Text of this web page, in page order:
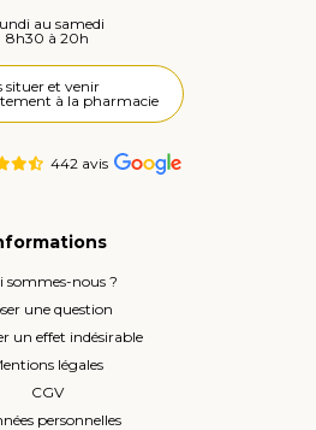
au samedi
8h30 à 20h
situer et venir
à la pharmacie
442 avis
sommes-nous ?
une question
un effet indésirable
légales
CGV
personnelles